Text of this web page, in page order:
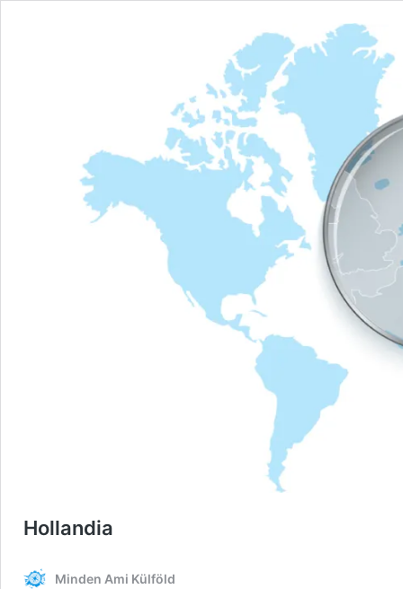
Hollandia
Minden Ami Külföld